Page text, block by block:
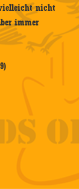
vielleicht nicht
immer